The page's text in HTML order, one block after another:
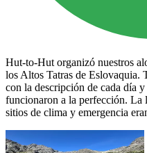
Hut-to-Hut organizó nuestros
los Altos Tatras de Eslovaquia.
con la descripción de cada día
funcionaron a la perfección. La
sitios de clima y emergencia